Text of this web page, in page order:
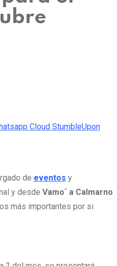
Cloud StumbleUpon
de eventos y
y desde Vamo´ a Calmarno
más importantes por si